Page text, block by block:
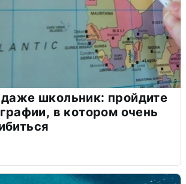
школьник: пройдите
в котором очень